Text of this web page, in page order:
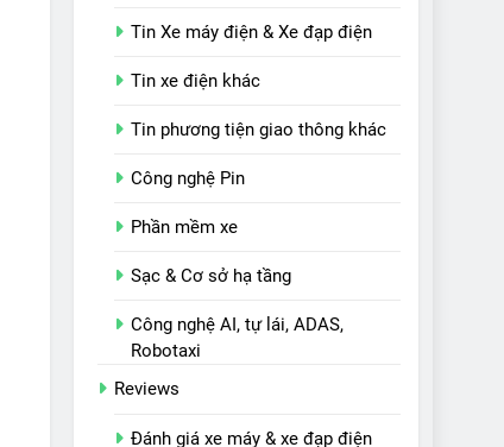
Tin Xe máy điện & Xe đạp điện
Tin xe điện khác
Tin phương tiện giao thông khác
Công nghệ Pin
Phần mềm xe
Sạc & Cơ sở hạ tầng
Công nghệ AI, tự lái, ADAS,
Robotaxi
Reviews
Đánh giá xe máy & xe đạp điện